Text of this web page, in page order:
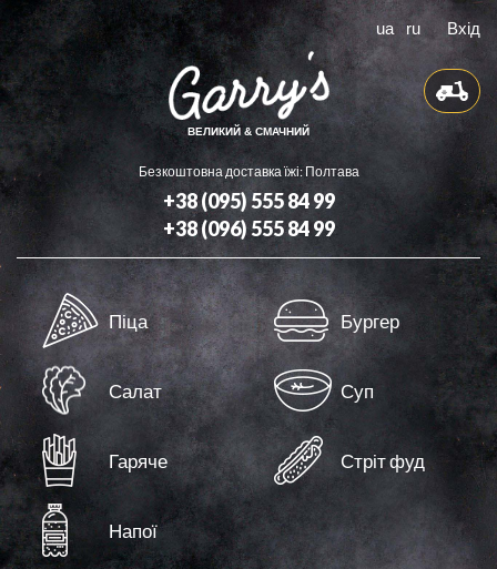
ua ru Вхід
ВЕЛИКИЙ & СМАЧНИЙ
Безкоштовна доставка їжі: Полтава
+38 (095) 555 84 99
+38 (096) 555 84 99
Доставка
Бонуси
Контакти
Оферта
Піца Бургер
Салат Суп
Гаряче Стріт фуд
Напої